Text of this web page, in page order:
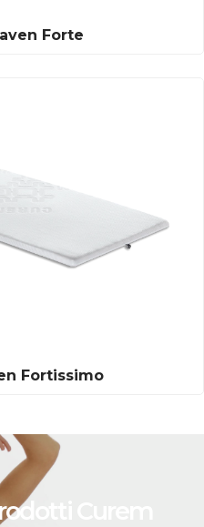
Forte
Fortissimo
Curem